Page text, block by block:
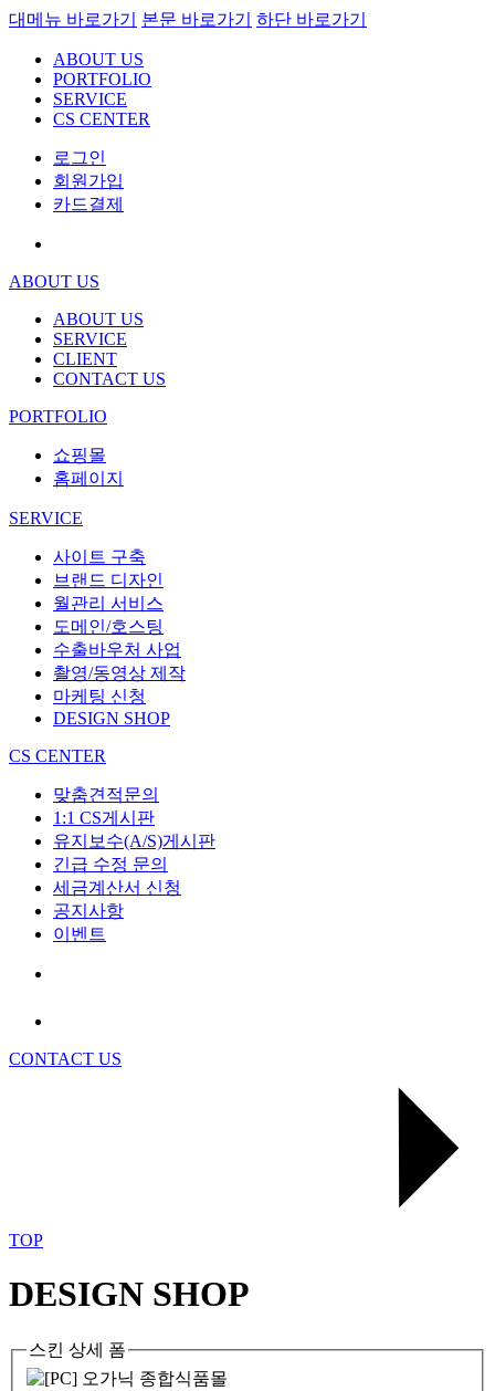
대메뉴 바로가기 본문 바로가기 하단 바로가기
ABOUT US
PORTFOLIO
SERVICE
CS CENTER
로그인
회원가입
카드결제
ABOUT US
ABOUT US
SERVICE
CLIENT
CONTACT US
PORTFOLIO
쇼핑몰
홈페이지
SERVICE
사이트 구축
브랜드 디자인
월관리 서비스
도메인/호스팅
수출바우처 사업
촬영/동영상 제작
마케팅 신청
DESIGN SHOP
CS CENTER
맞춤견적문의
1:1 CS게시판
유지보수(A/S)게시판
긴급 수정 문의
세금계산서 신청
공지사항
이벤트
CONTACT US
TOP
DESIGN SHOP
스킨 상세 폼